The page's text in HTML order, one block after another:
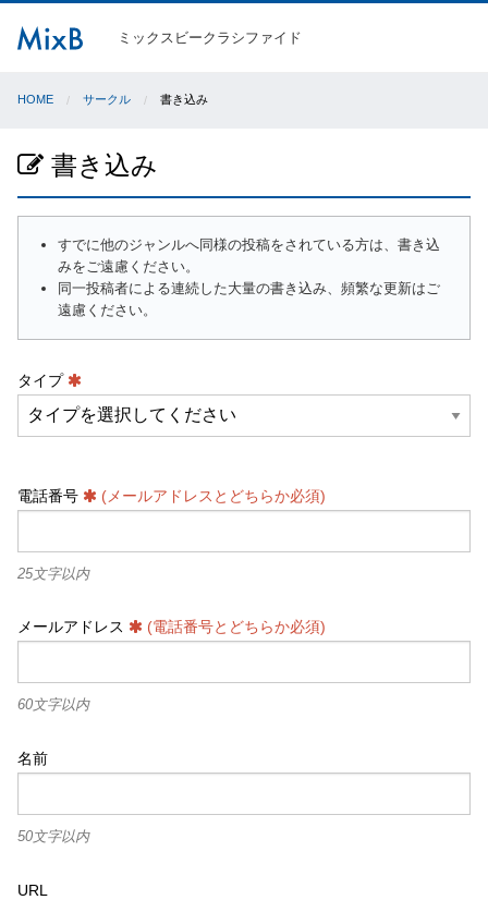
ミックスビークラシファイド
HOME サークル 書き込み
書き込み
すでに他のジャンルへ同様の投稿をされている方は、書き込
みをご遠慮ください。
同一投稿者による連続した大量の書き込み、頻繁な更新はご
遠慮ください。
タイプ
電話番号 (メールアドレスとどちらか必須)
25文字以内
メールアドレス (電話番号とどちらか必須)
60文字以内
名前
50文字以内
URL